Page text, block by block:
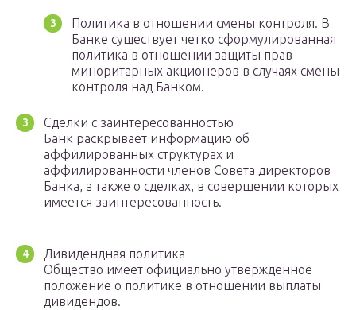
Политика в отношении смены контроля. В
Банке существует четко сформулированная
политика в отношении защиты прав
миноритарных акционеров в случаях смены
контроля над Банком.
Сделки с заинтересованностью
Банк раскрывает информацию об
аффилированных структурах и
аффилированности членов Совета директоров
Банка, а также о сделках, в совершении которых
имеется заинтересованность.
Дивидендная политика
Общество имеет официально утвержденное
положение о политике в отношении выплаты
дивидендов.